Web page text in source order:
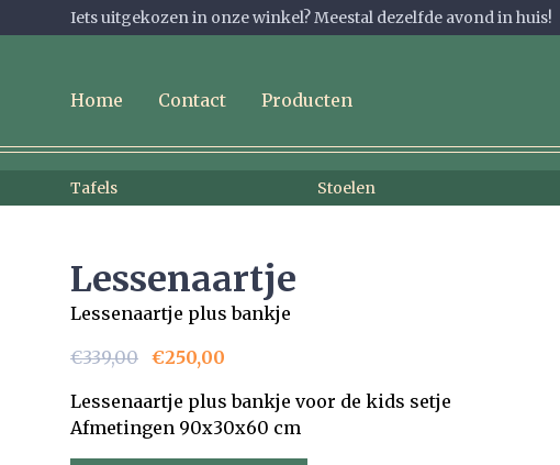
Iets uitgekozen in onze winkel? Meestal dezelfde avond in huis!
Home Contact Producten
Tafels Stoelen
Lessenaartje
Lessenaartje plus bankje
€339,00 €250,00
Lessenaartje plus bankje voor de kids setje
Afmetingen 90x30x60 cm